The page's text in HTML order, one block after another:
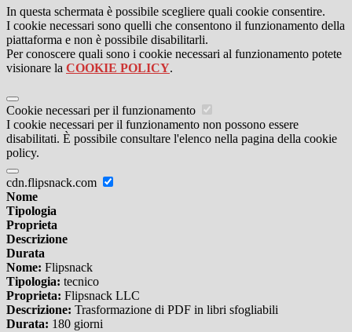
In questa schermata è possibile scegliere quali cookie consentire.
I cookie necessari sono quelli che consentono il funzionamento della
piattaforma e non è possibile disabilitarli.
Per conoscere quali sono i cookie necessari al funzionamento potete
visionare la COOKIE POLICY.
Cookie necessari per il funzionamento
I cookie necessari per il funzionamento non possono essere
disabilitati. È possibile consultare l'elenco nella pagina della cookie
policy.
cdn.flipsnack.com
Nome
Tipologia
Proprieta
Descrizione
Durata
Nome: Flipsnack
Tipologia: tecnico
Proprieta: Flipsnack LLC
Descrizione: Trasformazione di PDF in libri sfogliabili
Durata: 180 giorni